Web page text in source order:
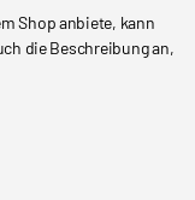
Shop anbiete, kann
die Beschreibung an,